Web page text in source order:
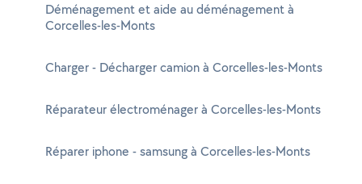
Déménagement et aide au déménagement à
Corcelles-les-Monts
Charger - Décharger camion à Corcelles-les-Monts
Réparateur électroménager à Corcelles-les-Monts
Réparer iphone - samsung à Corcelles-les-Monts